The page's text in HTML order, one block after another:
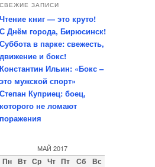
СВЕЖИЕ ЗАПИСИ
Чтение книг — это круто!
С Днём города, Бирюсинск!
Суббота в парке: свежесть,
движение и бокс!
Константин Ильин: «Бокс –
это мужской спорт»
Степан Куприец: боец,
которого не ломают
поражения
МАЙ 2017
Пн Вт Ср Чт Пт Сб
Вс